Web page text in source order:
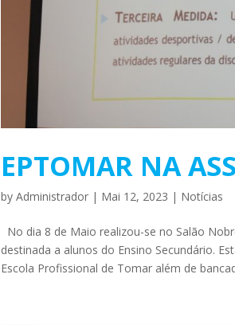
EPTOMAR NA
byAdministrador | Mai 12, 2023 | Notícias
No dia 8 de Maio realizou-se no Salão
destinada a alunos do Ensino Secundário.
Escola Profissional de Tomar além de